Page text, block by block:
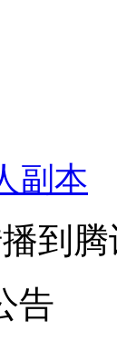
副本
到
告